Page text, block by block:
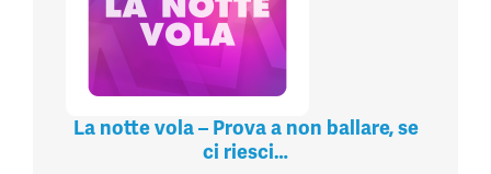
La notte vola – Prova a non ballare, se
ci riesci…